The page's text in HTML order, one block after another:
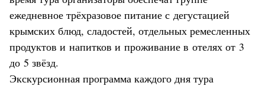
ежедневное трёхразовое питание с дегустацией
крымских блюд, сладостей, отдельных ремесленных
продуктов и напитков и проживание в отелях от 3
до 5 звёзд.
Экскурсионная программа каждого дня тура